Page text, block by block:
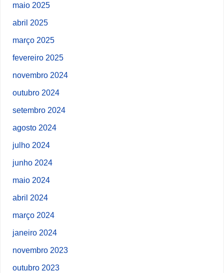
maio 2025
abril 2025
março 2025
fevereiro 2025
novembro 2024
outubro 2024
setembro 2024
agosto 2024
julho 2024
junho 2024
maio 2024
abril 2024
março 2024
janeiro 2024
novembro 2023
outubro 2023